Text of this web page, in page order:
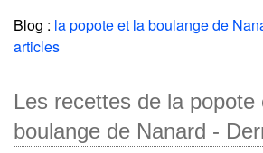
Blog : la popote et la boulange de
articles
Les recettes de la popote
boulange de Nanard -